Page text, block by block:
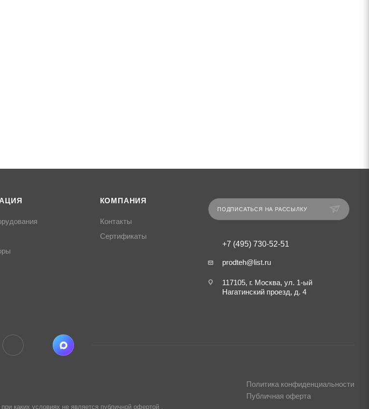
КОМПАНИЯ
Контакты
Сертификаты
ПОДПИСАТЬСЯ НА РАССЫЛКУ
+7 (495) 730-52-51
prodteh@list.ru
117105, г. Москва, ул. 1-ый
Нагатинский проезд, д. 4
Политика конфиденциальности
Публичная оферта
каких условиях не является публичной офертой ,